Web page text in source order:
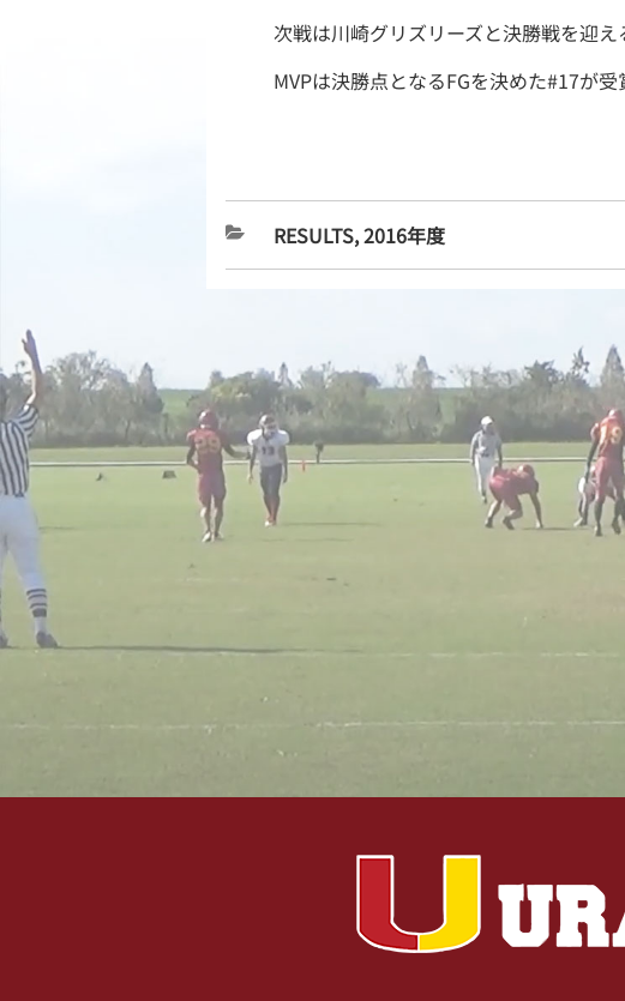
次戦は川崎グリズリーズと決勝戦を迎え
MVPは決勝点となるFGを決めた#17が受
RESULTS,2016年度